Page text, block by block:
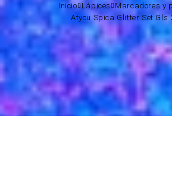
Inicio Lápices Marcadores y
Atyou Spica Glitter Set Gls